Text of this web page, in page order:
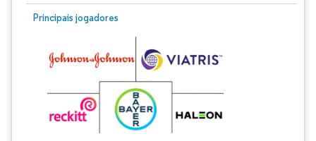
Principais jogadores
Imagem © Mordor Intelligence. O reuso requer atribuição conforme CC BY 4.0.